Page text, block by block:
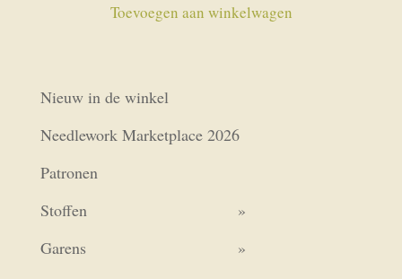
Toevoegen aan winkelwagen
Nieuw in de winkel
Needlework Marketplace 2026
Patronen
Stoffen
Garens